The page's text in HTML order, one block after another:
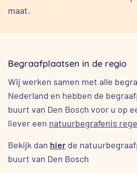
maat.
Begraafplaatsen in de regio
Wij werken samen met alle
Nederland en hebben de
buurt van Den Bosch voor u op
liever een natuurbegrafenis
Bekijk dan hier de
buurt van Den Bosch